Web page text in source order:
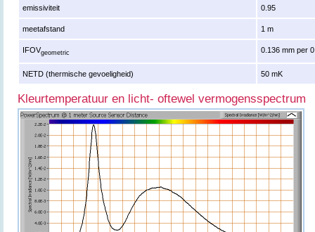
emissiviteit 0.95
meetafstand 1 m
IFOVgeometric 0.136 mm per
NETD (thermische gevoeligheid) 50 mK
Kleurtemperatuur en licht- oftewel vermogensspectrum